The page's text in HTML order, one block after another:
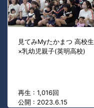
見てみMyたかまつ 高校生
×乳幼児親子(英明高校)
再生 : 1,016回
公開 : 2023.6.15